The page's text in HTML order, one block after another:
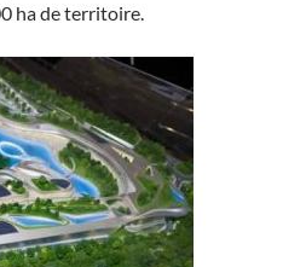
ha de territoire.